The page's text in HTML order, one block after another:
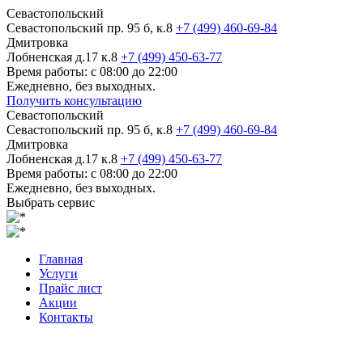
Севастопольский
Севастопольский пр. 95 б, к.8 +7 (499) 460-69-84
Дмитровка
Лобненская д.17 к.8 +7 (499) 450-63-77
Время работы: с 08:00 до 22:00
Ежедневно, без выходных.
Получить консультацию
Севастопольский
Севастопольский пр. 95 б, к.8 +7 (499) 460-69-84
Дмитровка
Лобненская д.17 к.8 +7 (499) 450-63-77
Время работы: с 08:00 до 22:00
Ежедневно, без выходных.
Выбрать сервис
Главная
Услуги
Прайс лист
Акции
Контакты